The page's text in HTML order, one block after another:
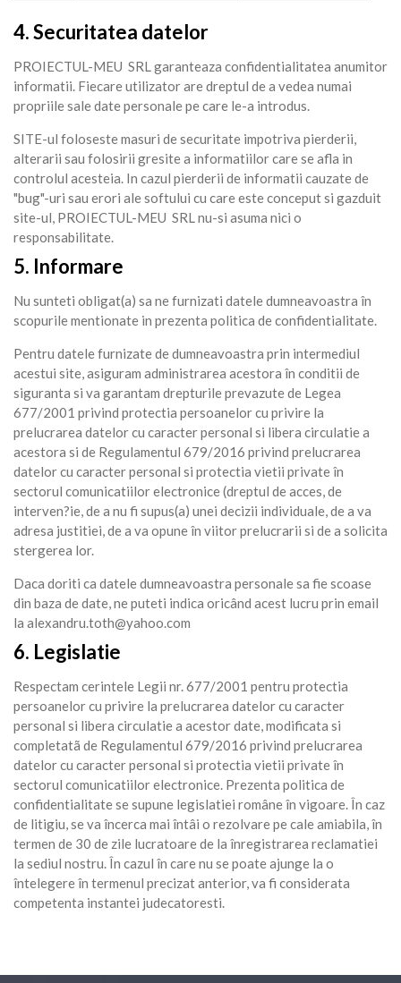
4. Securitatea datelor
PROIECTUL-MEU SRL garanteaza confidentialitatea anumitor
informatii. Fiecare utilizator are dreptul de a vedea numai
propriile sale date personale pe care le-a introdus.
SITE-ul foloseste masuri de securitate impotriva pierderii,
alterarii sau folosirii gresite a informatiilor care se afla in
controlul acesteia. In cazul pierderii de informatii cauzate de
"bug"-uri sau erori ale softului cu care este conceput si gazduit
site-ul, PROIECTUL-MEU SRL nu-si asuma nici o
responsabilitate.
5. Informare
Nu sunteti obligat(a) sa ne furnizati datele dumneavoastra în
scopurile mentionate in prezenta politica de confidentialitate.
Pentru datele furnizate de dumneavoastra prin intermediul
acestui site, asiguram administrarea acestora în conditii de
siguranta si va garantam drepturile prevazute de Legea
677/2001 privind protectia persoanelor cu privire la
prelucrarea datelor cu caracter personal si libera circulatie a
acestora si de Regulamentul 679/2016 privind prelucrarea
datelor cu caracter personal si protectia vietii private în
sectorul comunicatiilor electronice (dreptul de acces, de
interven?ie, de a nu fi supus(a) unei decizii individuale, de a va
adresa justitiei, de a va opune în viitor prelucrarii si de a solicita
stergerea lor.
Daca doriti ca datele dumneavoastra personale sa fie scoase
din baza de date, ne puteti indica oricând acest lucru prin email
la alexandru.toth@yahoo.com
6. Legislatie
Respectam cerintele Legii nr. 677/2001 pentru protectia
persoanelor cu privire la prelucrarea datelor cu caracter
personal si libera circulatie a acestor date, modificata si
completatã de Regulamentul 679/2016 privind prelucrarea
datelor cu caracter personal si protectia vietii private în
sectorul comunicatiilor electronice. Prezenta politica de
confidentialitate se supune legislatiei române în vigoare. În caz
de litigiu, se va încerca mai întâi o rezolvare pe cale amiabila, în
termen de 30 de zile lucratoare de la înregistrarea reclamatiei
la sediul nostru. În cazul în care nu se poate ajunge la o
întelegere în termenul precizat anterior, va fi considerata
competenta instantei judecatoresti.